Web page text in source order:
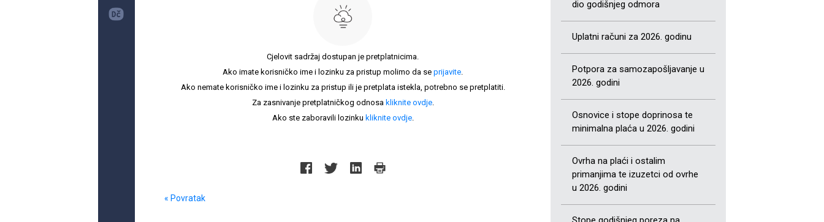
dio godišnjeg odmora
Uplatni računi za 2026. godinu
Potpora za samozapošljavanje u
2026. godini
Osnovice i stope doprinosa te
minimalna plaća u 2026. godini
Ovrha na plaći i ostalim
primanjima te izuzetci od ovrhe
u 2026. godini
Cjelovit sadržaj dostupan je pretplatnicima.
Ako imate korisničko ime i lozinku za pristup molimo da se prijavite.
Ako nemate korisničko ime i lozinku za pristup ili je pretplata istekla, potrebno se pretplatiti.
Za zasnivanje pretplatničkog odnosa kliknite ovdje.
Ako ste zaboravili lozinku kliknite ovdje.
« Povratak